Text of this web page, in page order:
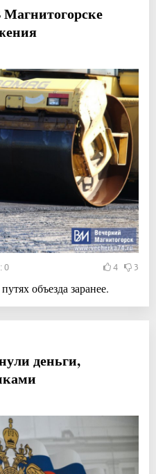
0 4 3
объезда заранее.
деньги,